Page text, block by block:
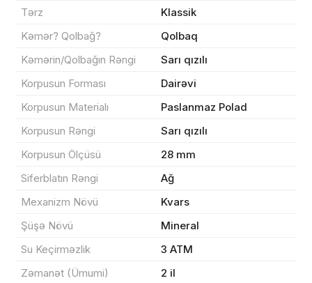
Tərz
Klassik
Kəmər? Qolbağ?
Qolbaq
Kəmərin/Qolbağın Rəngi
Sarı qızılı
Korpusun Forması
Dairəvi
Korpusun Materialı
Paslanmaz Polad
Korpusun Rəngi
Sarı qızılı
Korpusun Ölçüsü
28 mm
Siferblatın Rəngi
Ağ
Mexanizm Növü
Kvars
Şüşə Növü
Mineral
Su Keçirməzlik
3 ATM
Zəmanət (Ümumi)
2 il
Sifarişin detalları
Məhsul toplam
Endirim
Çatdırılma
Yekun məbləğ
Sifarişi rəsmiləşdir